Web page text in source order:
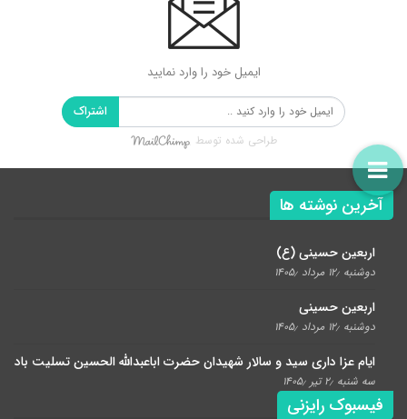
ایمیل خود را وارد نمایید
اشتراک
طراحی شده توسط
آخرین نوشته ها
اربعین حسینی (ع)
دوشنبه ۱۲٫ مرداد ۱۴۰۵٫
اربعین حسینی
دوشنبه ۱۲٫ مرداد ۱۴۰۵٫
ایام عزا داری سید و سالار شهیدان حضرت اباعبدالله الحسین تسلیت باد
سه شنبه ۲٫ تیر ۱۴۰۵٫
فیسبوک رایزنی